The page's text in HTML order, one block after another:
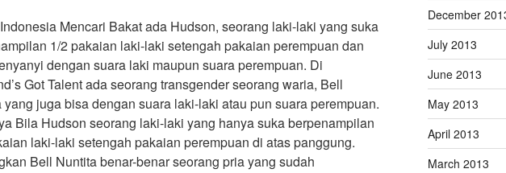
Mencari Bakat ada Hudson, seorang laki-laki yang suka
1/2 pakaian laki-laki setengah pakaian perempuan dan
dengan suara laki maupun suara perempuan. Di
Got Talent ada seorang transgender seorang waria, Bell
yang juga bisa dengan suara laki-laki atau pun suara perempuan.
Bila Hudson seorang laki-laki yang hanya suka berpenampilan
laki-laki setengah pakaian perempuan di atas panggung.
Bell Nuntita benar-benar seorang pria yang sudah
December
July 2013
June 2013
May 2013
April 2013
March 2013